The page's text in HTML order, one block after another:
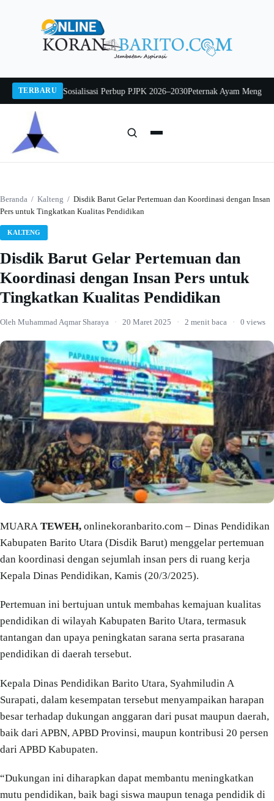
TERBARU
Buka Sosialisasi Perbup PJPK 2026–2030Peternak Ayam Mengadu,
Beranda / Kalteng / Disdik Barut Gelar Pertemuan dan Koordinasi dengan Insan
Pers untuk Tingkatkan Kualitas Pendidikan
KALTENG
Disdik Barut Gelar Pertemuan dan
Koordinasi dengan Insan Pers untuk
Tingkatkan Kualitas Pendidikan
Oleh Muhammad Aqmar Sharaya · 20 Maret 2025 · 2 menit baca · 0 views
MUARA TEWEH, onlinekoranbarito.com – Dinas Pendidikan
Kabupaten Barito Utara (Disdik Barut) menggelar pertemuan
dan koordinasi dengan sejumlah insan pers di ruang kerja
Kepala Dinas Pendidikan, Kamis (20/3/2025).
Pertemuan ini bertujuan untuk membahas kemajuan kualitas
pendidikan di wilayah Kabupaten Barito Utara, termasuk
tantangan dan upaya peningkatan sarana serta prasarana
pendidikan di daerah tersebut.
Kepala Dinas Pendidikan Barito Utara, Syahmiludin A
Surapati, dalam kesempatan tersebut menyampaikan harapan
besar terhadap dukungan anggaran dari pusat maupun daerah,
baik dari APBN, APBD Provinsi, maupun kontribusi 20 persen
dari APBD Kabupaten.
“Dukungan ini diharapkan dapat membantu meningkatkan
mutu pendidikan, baik bagi siswa maupun tenaga pendidik di